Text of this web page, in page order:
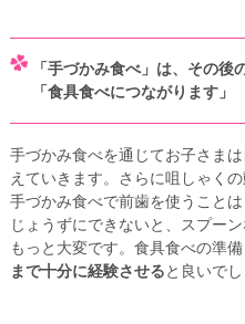
「手づかみ食べ」は、その
「食具食べにつながります」
手づかみ食べを通じてお子さま
えていきます。さらに咀しゃく
手づかみ食べで前歯を使うこと
じょうずにできないと、スプー
もっと大変です。食具食べの準備
まで十分に経験させると良いでし